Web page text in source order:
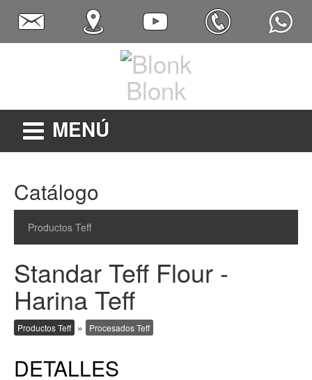
Blonk
MENÚ
Catálogo
Productos Teff
Standar Teff Flour -
Harina Teff
Productos Teff » Procesados Teff
DETALLES